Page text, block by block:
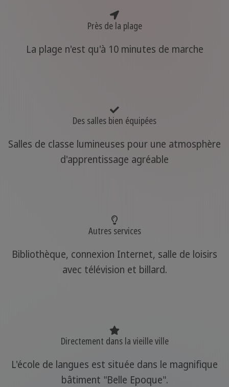
Près de la plage
La plage n'est qu'à 10 minutes de marche
Des salles bien équipées
Salles de classe lumineuses pour une atmosphère
d'apprentissage agréable
Autres services
Bibliothèque, connexion Internet, salle de loisirs
avec télévision et billard.
Directement dans la vieille ville
L'école de langues est située dans le magnifique
bâtiment "Belle Epoque".